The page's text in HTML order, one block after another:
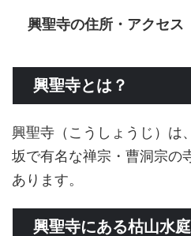
興聖寺の住所・アクセス
興聖寺とは？
興聖寺（こうしょうじ）は
坂で有名な禅宗・曹洞宗の
あります。
興聖寺にある枯山水